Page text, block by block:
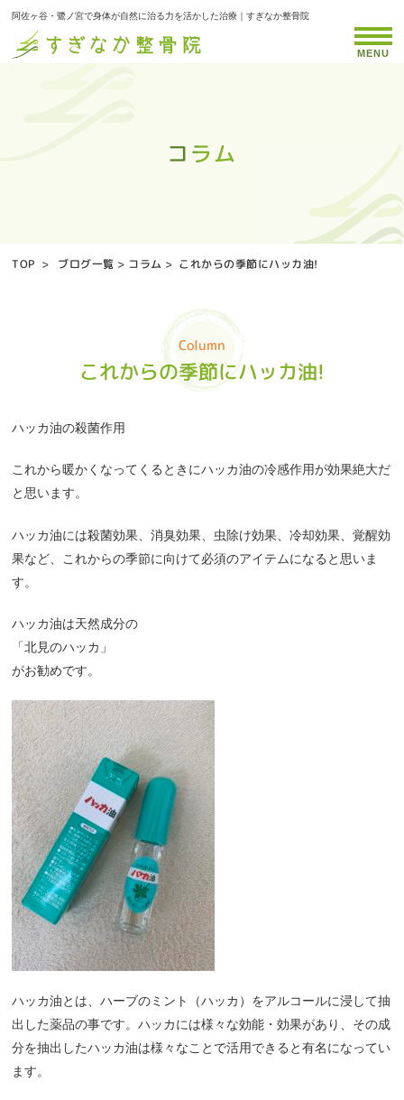
阿佐ヶ谷・鷺ノ宮で身体が自然に治る力を活かした治療｜すぎなか整骨院
コラム
コラム
コラム
コラム
コラム
コラム
コラム
コラム
コラム
コラム
コラム
コラム
コラム
コラム
コラム
コラム
コラム
コラム
コラム
コラム
コラム
コラム
コラム
コラム
コラム
コラム
MENU
TOP > ブログ一覧 > コラム > これからの季節にハッカ油!
Column
これからの季節にハッカ油!
ハッカ油の殺菌作用
これから暖かくなってくるときにハッカ油の冷感作用が効果絶大だ
と思います。
ハッカ油には殺菌効果、消臭効果、虫除け効果、冷却効果、覚醒効
果など、これからの季節に向けて必須のアイテムになると思いま
す。
ハッカ油は天然成分の
「北見のハッカ」
がお勧めです。
ハッカ油とは、ハーブのミント（ハッカ）をアルコールに浸して抽
出した薬品の事です。ハッカには様々な効能・効果があり、その成
分を抽出したハッカ油は様々なことで活用できると有名になってい
ます。